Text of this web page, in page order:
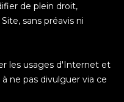
de plein droit,
sans préavis ni
les usages d'Internet et
ne pas divulguer via ce